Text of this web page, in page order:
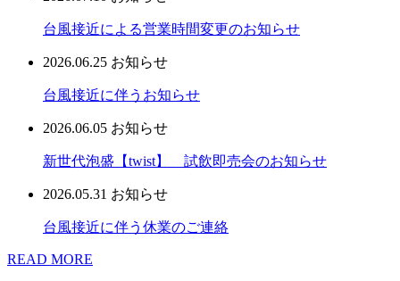
台風接近による営業時間変更のお知らせ
2026.06.25 お知らせ
台風接近に伴うお知らせ
2026.06.05 お知らせ
新世代泡盛【twist】 試飲即売会のお知らせ
2026.05.31 お知らせ
台風接近に伴う休業のご連絡
READ MORE